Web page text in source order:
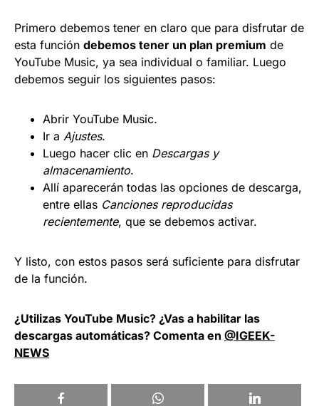
Primero debemos tener en claro que para disfrutar de
esta función debemos tener un plan premium de
YouTube Music, ya sea individual o familiar. Luego
debemos seguir los siguientes pasos:
Abrir YouTube Music.
Ir a Ajustes.
Luego hacer clic en Descargas y
almacenamiento.
Allí aparecerán todas las opciones de descarga,
entre ellas Canciones reproducidas
recientemente, que se debemos activar.
Y listo, con estos pasos será suficiente para disfrutar
de la función.
¿Utilizas YouTube Music? ¿Vas a habilitar las
descargas automáticas? Comenta en @IGEEK-
NEWS